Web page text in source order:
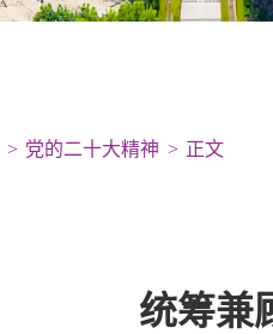
党的二十大精神 正文
统筹兼